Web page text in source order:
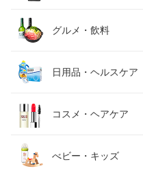
レディースファッシ
メンズファッション
キッズファッション
ベビーファッション
グルメ・飲料
食品
スイーツ・お菓子
水・ソフトドリンク
日用品・ヘルスケア
日用品雑貨・文房具
ダイエット・健康
コスメ・ヘアケア
美容・コスメ・香水
べビー・キッズ